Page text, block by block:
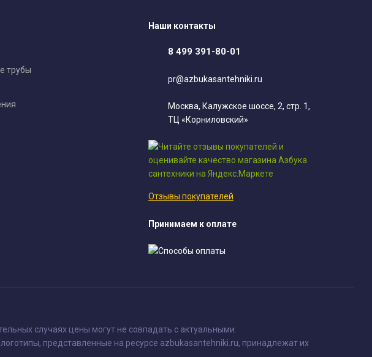
трубы
Наши контакты
8 499 391-80-01
pr@azbukasantehniki.ru
Москва, Калужское шоссе, 2, стр. 1,
ТЦ «Корниловский»
Отзывы покупателей
Принимаем к оплате
случаях цены могут не совпадать с актуальными.
представленные на ресурсе azbukasantehniki.ru, принадлежат их